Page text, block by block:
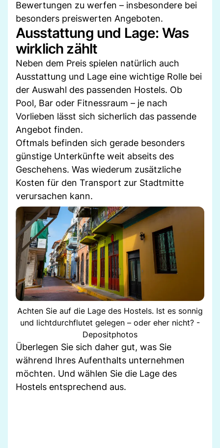
Bewertungen zu werfen – insbesondere bei
besonders preiswerten Angeboten.
Ausstattung und Lage: Was
wirklich zählt
Neben dem Preis spielen natürlich auch
Ausstattung und Lage eine wichtige Rolle bei
der Auswahl des passenden Hostels. Ob
Pool, Bar oder Fitnessraum – je nach
Vorlieben lässt sich sicherlich das passende
Angebot finden.
Oftmals befinden sich gerade besonders
günstige Unterkünfte weit abseits des
Geschehens. Was wiederum zusätzliche
Kosten für den Transport zur Stadtmitte
verursachen kann.
Achten Sie auf die Lage des Hostels. Ist es sonnig
und lichtdurchflutet gelegen – oder eher nicht? -
Depositphotos
Überlegen Sie sich daher gut, was Sie
während Ihres Aufenthalts unternehmen
möchten. Und wählen Sie die Lage des
Hostels entsprechend aus.